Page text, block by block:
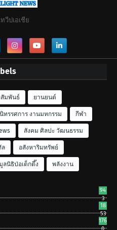
วีปเอเชีย
มพันธ์ ยานยนต์
นิทรรศการ งานมหกรรม กีฬา
สังคม ศิลปะ วัฒนธรรม
ล อสังหาริมทรัพย์
ลนิธิป่อเต็กตึ๊ง พลังงาน
94
3
18
53
176